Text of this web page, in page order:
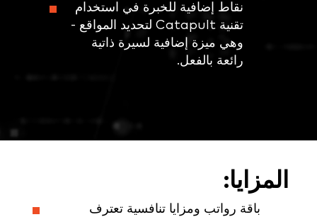
نقاط إضافية للخبرة في استخدام
تقنية Catapult لتحديد المواقع -
وهي ميزة إضافية لسيرة ذاتية
رائعة بالفعل.
المزايا:
باقة رواتب ومزايا تنافسية تعترف